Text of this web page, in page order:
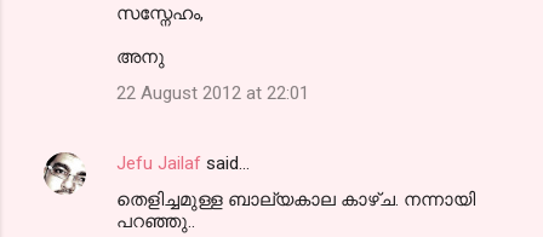
സസ്നേഹം,
അനു
22 August 2012 at 22:01
Jefu Jailaf said…
തെളിച്ചമുള്ള ബാല്യകാല കാഴ്ച. നന്നായി
പറഞ്ഞു..